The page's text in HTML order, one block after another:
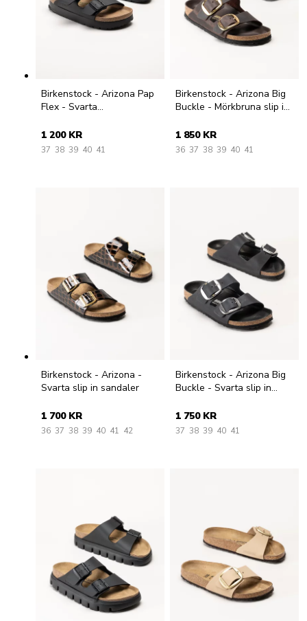
Birkenstock - Arizona Pap
Flex - Svarta
1 200 KR
37 38 39 40 41
Birkenstock - Arizona Big
Buckle - Mörkbruna slip in
1 850 KR
36 37 38 39 40 41
Birkenstock - Arizona -
Svarta slip in sandaler
1 700 KR
36 37 38 39 40 41 42
Birkenstock - Arizona Big
Buckle - Svarta slip in
1 750 KR
37 38 39 40 41